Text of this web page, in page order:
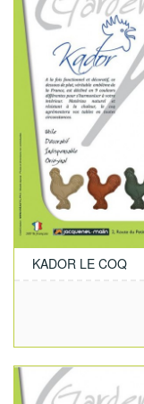
KADOR LE COQ